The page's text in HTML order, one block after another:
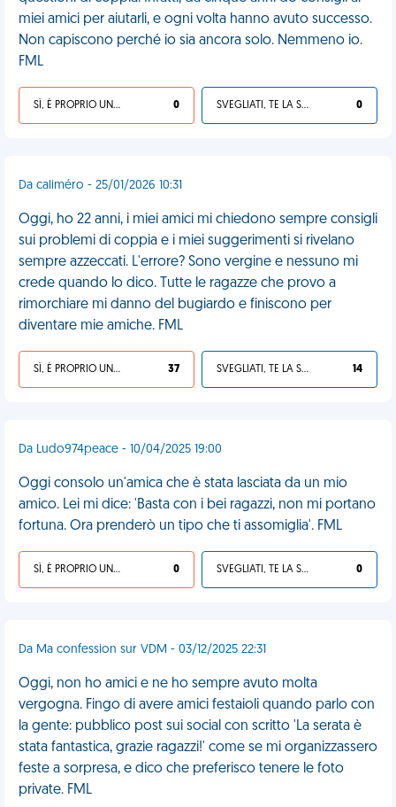
miei amici per aiutarli, e ogni volta hanno avuto successo.
Non capiscono perché io sia ancora solo. Nemmeno io.
FML
SÌ, È PROPRIO UNA VDM! 0 SVEGLIATI, TE LA SEI CERCATA! 0
Da caliméro - 25/01/2026 10:31
Oggi, ho 22 anni, i miei amici mi chiedono sempre consigli
sui problemi di coppia e i miei suggerimenti si rivelano
sempre azzeccati. L'errore? Sono vergine e nessuno mi
crede quando lo dico. Tutte le ragazze che provo a
rimorchiare mi danno del bugiardo e finiscono per
diventare mie amiche. FML
SÌ, È PROPRIO UNA VDM! 37 SVEGLIATI, TE LA SEI CERCATA! 14
Da Ludo974peace - 10/04/2025 19:00
Oggi consolo un'amica che è stata lasciata da un mio
amico. Lei mi dice: 'Basta con i bei ragazzi, non mi portano
fortuna. Ora prenderò un tipo che ti assomiglia'. FML
SÌ, È PROPRIO UNA VDM! 0 SVEGLIATI, TE LA SEI CERCATA! 0
Da Ma confession sur VDM - 03/12/2025 22:31
Oggi, non ho amici e ne ho sempre avuto molta
vergogna. Fingo di avere amici festaioli quando parlo con
la gente: pubblico post sui social con scritto 'La serata è
stata fantastica, grazie ragazzi!' come se mi organizzassero
feste a sorpresa, e dico che preferisco tenere le foto
private. FML